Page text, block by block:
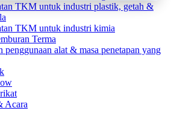
TKM untuk industri plastik, getah &
TKM untuk industri kimia
Terma
penggunaan alat & masa penetapan yang
Acara